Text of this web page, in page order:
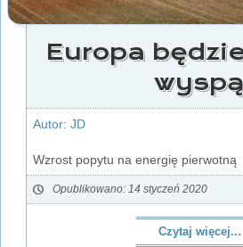
Europa
Autor: JD
Wzrost popytu na energię pierwotną
Opublikowano: 14 styczeń 2020
Czytaj więcej...